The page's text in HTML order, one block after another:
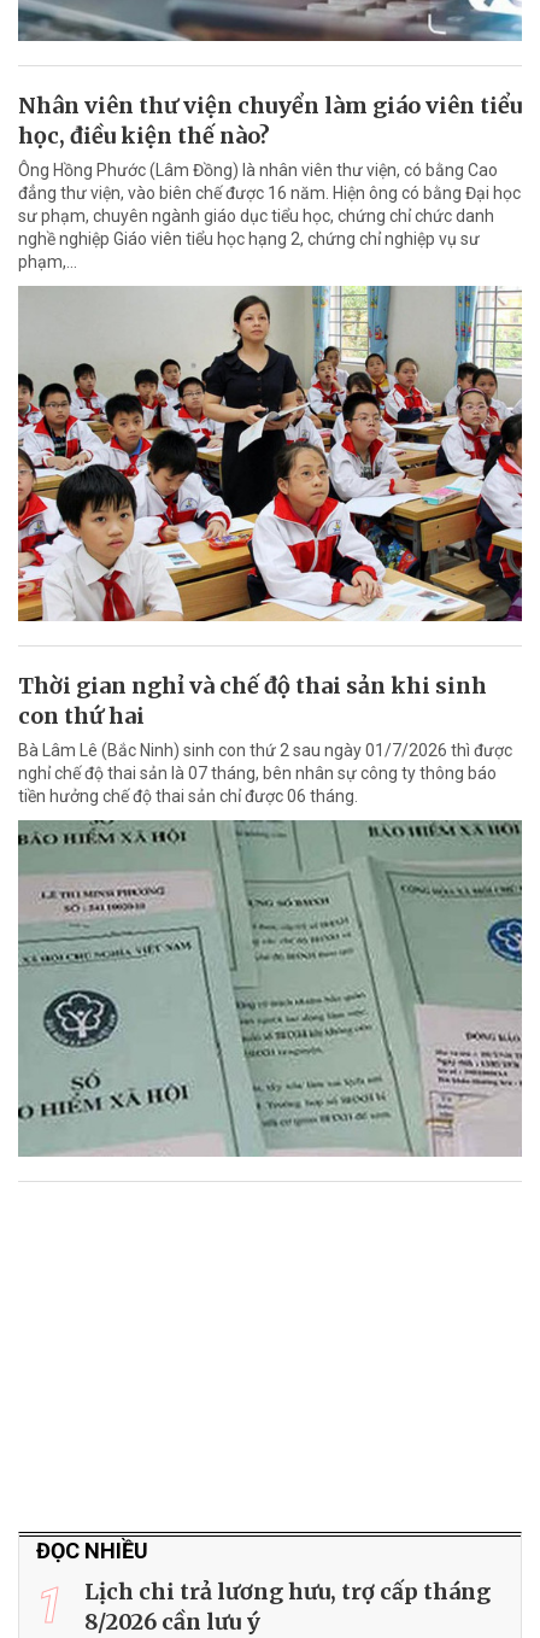
Nhân viên thư viện chuyển làm giáo viên tiểu
học, điều kiện thế nào?
Ông Hồng Phước (Lâm Đồng) là nhân viên thư viện, có bằng Cao
đẳng thư viện, vào biên chế được 16 năm. Hiện ông có bằng Đại học
sư phạm, chuyên ngành giáo dục tiểu học, chứng chỉ chức danh
nghề nghiệp Giáo viên tiểu học hạng 2, chứng chỉ nghiệp vụ sư
phạm,…
Thời gian nghỉ và chế độ thai sản khi sinh
con thứ hai
Bà Lâm Lê (Bắc Ninh) sinh con thứ 2 sau ngày 01/7/2026 thì được
nghỉ chế độ thai sản là 07 tháng, bên nhân sự công ty thông báo
tiền hưởng chế độ thai sản chỉ được 06 tháng.
ĐỌC NHIỀU
1
Lịch chi trả lương hưu, trợ cấp tháng
8/2026 cần lưu ý